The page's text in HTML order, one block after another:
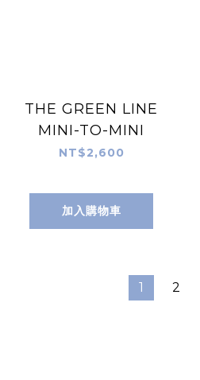
THE GREEN LINE
MINI-TO-MINI
NT$2,600
加入購物車
1 2